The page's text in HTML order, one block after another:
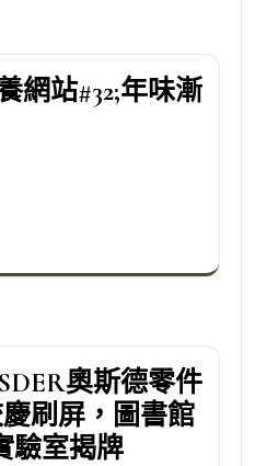
網站#32;年味漸
奧斯德零件
刷屏，圖書館
驗室揭牌